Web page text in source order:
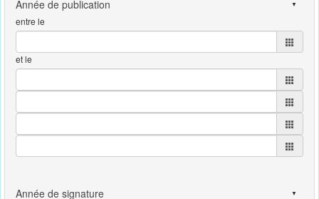
entre le
et le